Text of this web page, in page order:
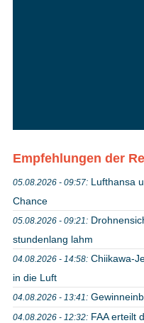
Empfehlungen der
05.08.2026 - 09:57: Lufthansa
Chance
05.08.2026 - 09:21:
stundenlang lahm
04.08.2026 - 14:58: Chiikawa-
in die Luft
04.08.2026 - 13:41:
04.08.2026 - 12:32: FAA erteilt